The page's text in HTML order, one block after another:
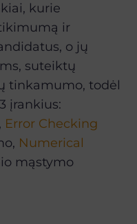
kurie
ą ir
o jų
suteiktų
tinkamumo, todėl
įrankius:
Error Checking
Numerical
mąstymo